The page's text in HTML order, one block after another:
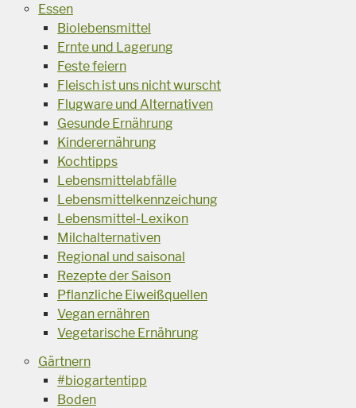
Essen
Biolebensmittel
Ernte und Lagerung
Feste feiern
Fleisch ist uns nicht wurscht
Flugware und Alternativen
Gesunde Ernährung
Kinderernährung
Kochtipps
Lebensmittelabfälle
Lebensmittelkennzeichung
Lebensmittel-Lexikon
Milchalternativen
Regional und saisonal
Rezepte der Saison
Pflanzliche Eiweißquellen
Vegan ernähren
Vegetarische Ernährung
Gärtnern
#biogartentipp
Boden